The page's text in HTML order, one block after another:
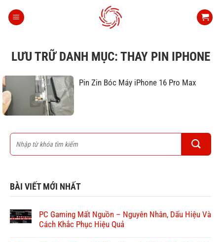
qua
LƯU TRỮ DANH MỤC: THAY PIN IPHONE
Pin Zin Bóc Máy iPhone 16 Pro Max
BÀI VIẾT MỚI NHẤT
PC Gaming Mất Nguồn – Nguyên Nhân, Dấu Hiệu Và
Cách Khắc Phục Hiệu Quả